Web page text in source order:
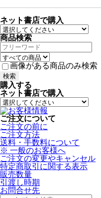
ネット書店で購入
商品検索
画像がある商品のみ検索
購入する
ネット書店で購入
ご注文について
ご注文の前に
ご注文方法
送料・手数料について
※ 一般のお客様へ
ご注文の変更やキャンセル
特定商取引に関する表示
販売数量
引渡し時期
お問合せ先